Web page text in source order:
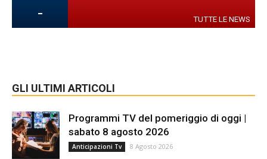
- TUTTE LE NEWS
GLI ULTIMI ARTICOLI
Programmi TV del pomeriggio di oggi |
sabato 8 agosto 2026
Anticipazioni Tv 8 Agosto 2026